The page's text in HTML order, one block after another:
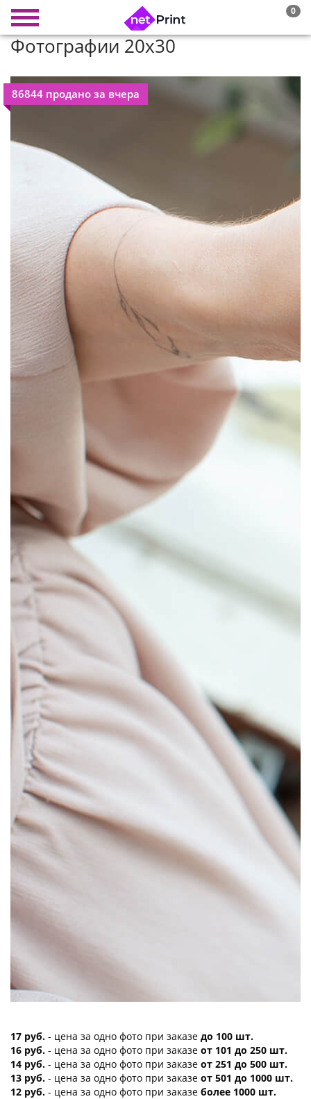
0
Фотографии 20х30
86844 продано за вчера
17 руб. - цена за одно фото при заказе до 100 шт.
16 руб. - цена за одно фото при заказе от 101 до 250 шт.
14 руб. - цена за одно фото при заказе от 251 до 500 шт.
13 руб. - цена за одно фото при заказе от 501 до 1000 шт.
12 руб. - цена за одно фото при заказе более 1000 шт.